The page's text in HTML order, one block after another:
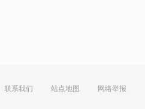
联系我们 站点地图 网络举报